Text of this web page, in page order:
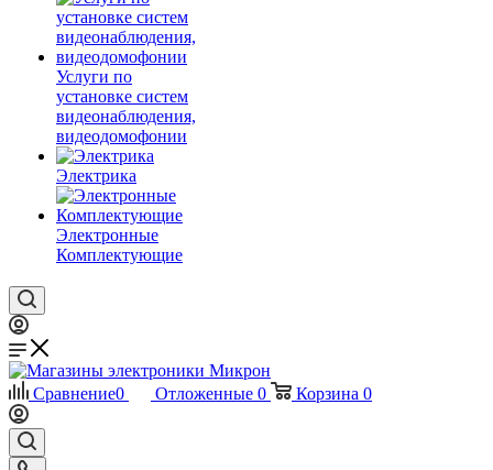
Услуги по
установке систем
видеонаблюдения,
видеодомофонии
Электрика
Электронные
Комплектующие
Сравнение0 Отложенные 0 Корзина 0